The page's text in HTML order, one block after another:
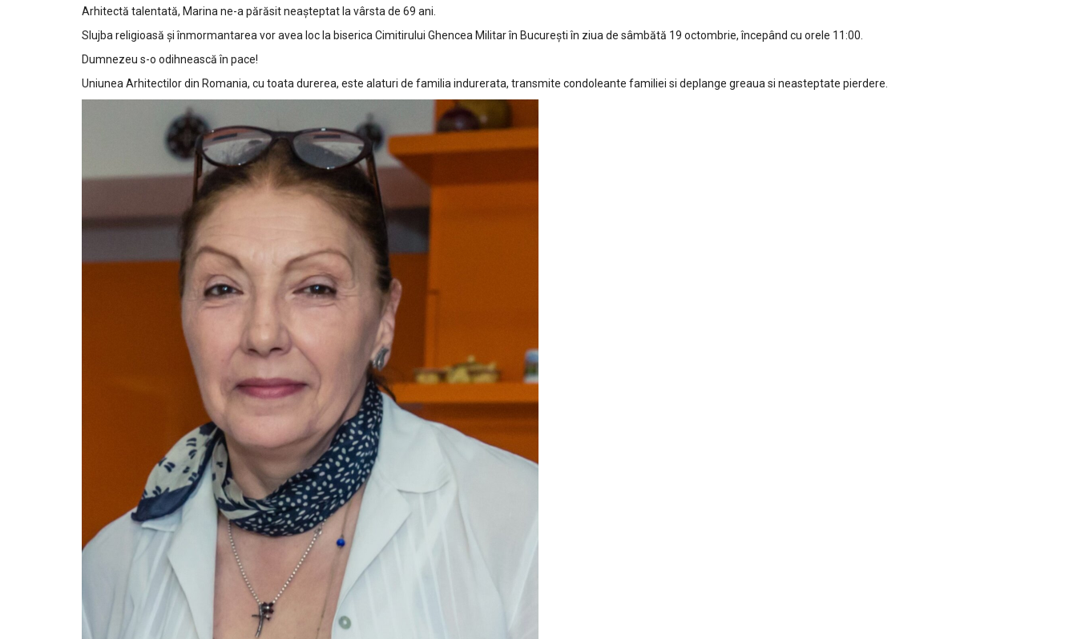
Arhitectă talentată, Marina ne-a părăsit neașteptat la vârsta de 69 ani.
Slujba religioasă și înmormantarea vor avea loc la biserica Cimitirului Ghencea Militar în București în ziua de sâmbătă 19 octombrie, începând cu orele 11:00.
Dumnezeu s-o odihnească în pace!
Uniunea Arhitectilor din Romania, cu toata durerea, este alaturi de familia indurerata, transmite condoleante familiei si deplange greaua si neasteptate pierdere.